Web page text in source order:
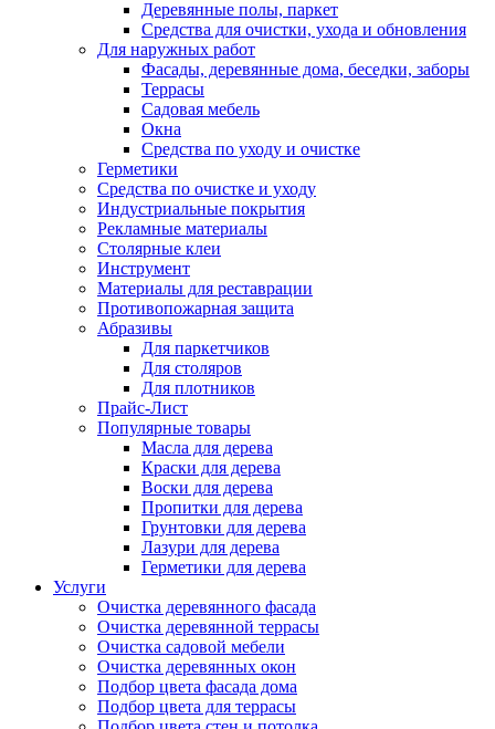
Деревянные полы, паркет
Средства для очистки, ухода и обновления
Для наружных работ
Фасады, деревянные дома, беседки, заборы
Террасы
Садовая мебель
Окна
Средства по уходу и очистке
Герметики
Средства по очистке и уходу
Индустриальные покрытия
Рекламные материалы
Столярные клеи
Инструмент
Материалы для реставрации
Противопожарная защита
Абразивы
Для паркетчиков
Для столяров
Для плотников
Прайс-Лист
Популярные товары
Масла для дерева
Краски для дерева
Воски для дерева
Пропитки для дерева
Грунтовки для дерева
Лазури для дерева
Герметики для дерева
Услуги
Очистка деревянного фасада
Очистка деревянной террасы
Очистка садовой мебели
Очистка деревянных окон
Подбор цвета фасада дома
Подбор цвета для террасы